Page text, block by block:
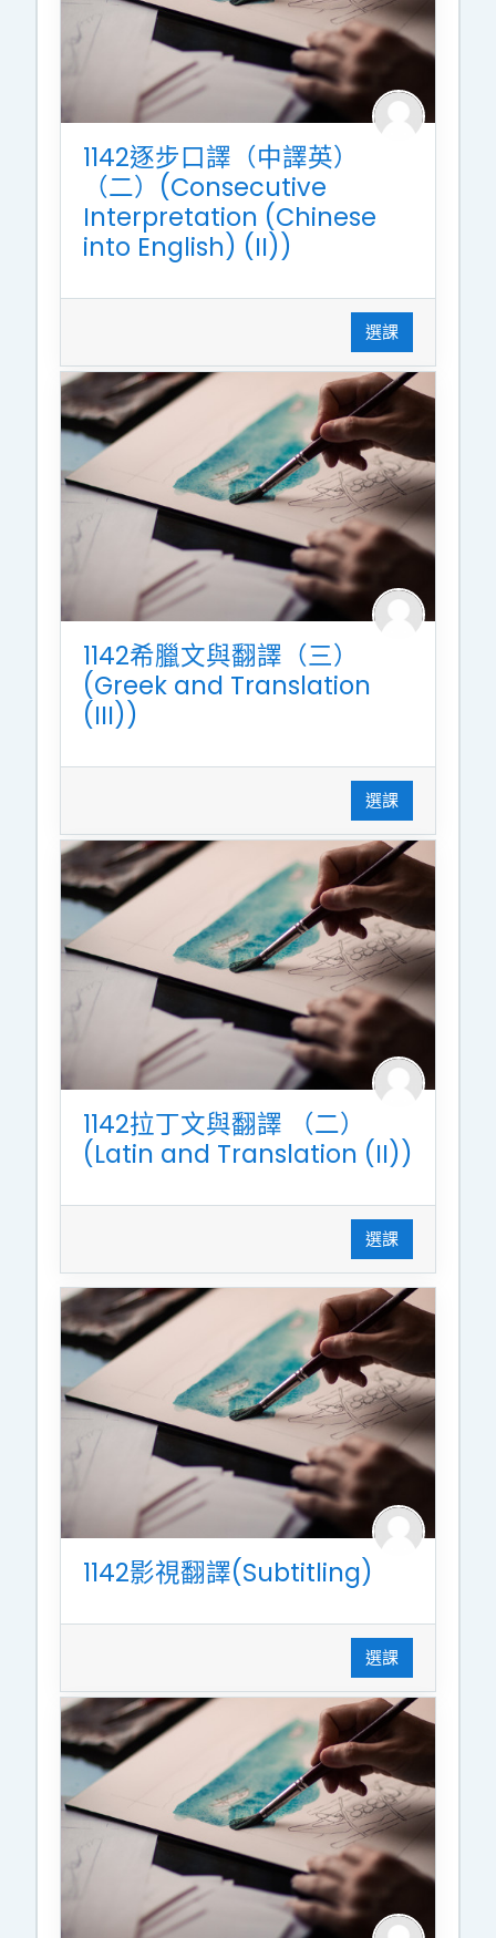
1142逐步口譯（中譯英）
（二）(Consecutive
Interpretation (Chinese
into English) (II))
選課
1142希臘文與翻譯（三）
(Greek and Translation
(III))
選課
1142拉丁文與翻譯 （二）
(Latin and Translation (II))
選課
1142影視翻譯(Subtitling)
選課